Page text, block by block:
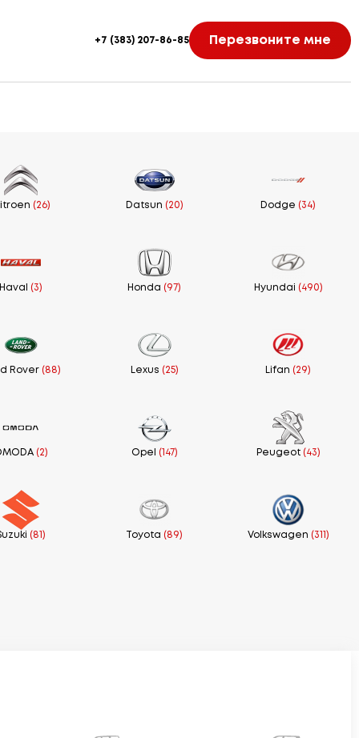
+7 (383) 207-86-85 Перезвоните мне
(26) Datsun (20) Dodge (34)
Haval (3) Honda (97) Hyundai (490)
Rover (88) Lexus (25) Lifan (29)
(2) Opel (147) Peugeot (43)
(81) Toyota (89) Volkswagen (311)